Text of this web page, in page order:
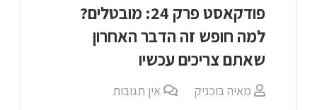
פודקאסט פרק 24: מובטלים?
למה חופש זה הדבר האחרון
שאתם צריכים עכשיו
מאיה בוכניק אין תגובות